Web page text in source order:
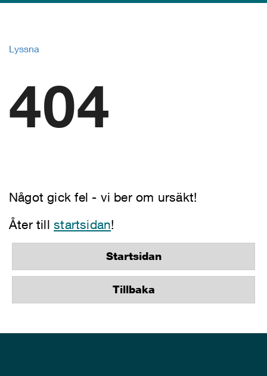
Lyssna
404
Något gick fel - vi ber om ursäkt!
Åter tillstartsidan!
Startsidan
Tillbaka